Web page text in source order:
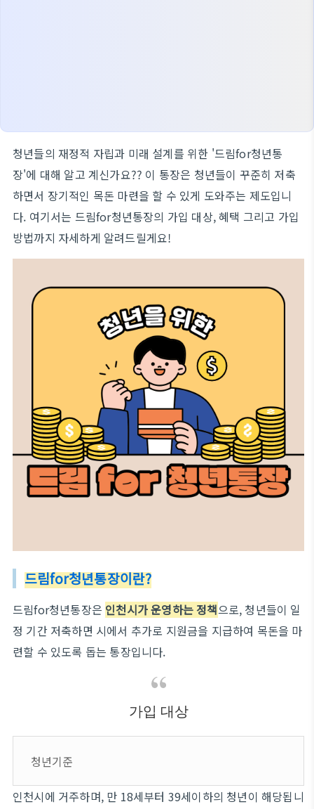
청년들의 재정적 자립과 미래 설계를 위한 '드림for청년통
장'에 대해 알고 계신가요?? 이 통장은 청년들이 꾸준히 저축
하면서 장기적인 목돈 마련을 할 수 있게 도와주는 제도입니
다. 여기서는 드림for청년통장의 가입 대상, 혜택 그리고 가입
방법까지 자세하게 알려드릴게요!
드림for청년통장이란?
드림for청년통장은 인천시가 운영하는 정책으로, 청년들이 일
정 기간 저축하면 시에서 추가로 지원금을 지급하여 목돈을 마
련할 수 있도록 돕는 통장입니다.
가입 대상
청년기준
인천시에 거주하며, 만 18세부터 39세이하의 청년이 해당됩니